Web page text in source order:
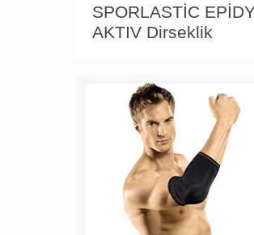
SPORLASTİC
AKTIV Dirseklik